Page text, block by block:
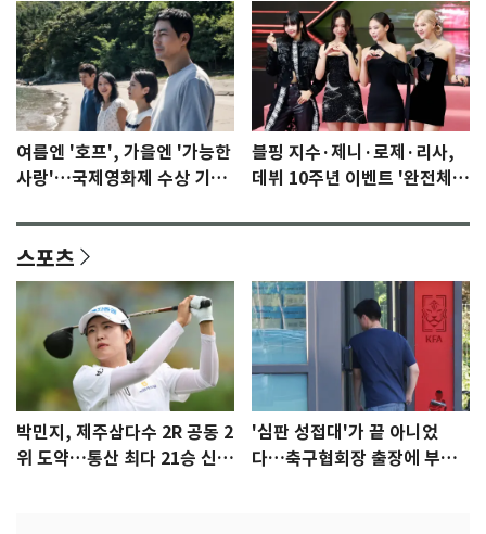
여름엔 '호프', 가을엔 '가능한
사랑'…국제영화제 수상 기대
블핑 지수·제니·로제·리사,
데뷔 10주년 이벤트 '완전체'
스포츠
박민지, 제주삼다수 2R 공동 2
위 도약…통산 최다 21승 신기
'심판 성접대'가 끝 아니었
다…축구협회장 출장에 부인